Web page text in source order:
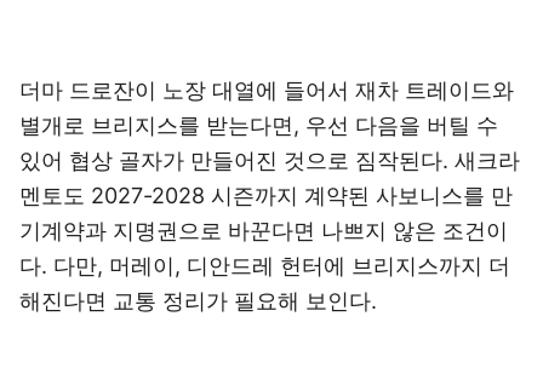
더마 드로잔이 노장 대열에 들어서 재차 트레이드와
별개로 브리지스를 받는다면, 우선 다음을 버틸 수
있어 협상 골자가 만들어진 것으로 짐작된다. 새크라
멘토도 2027-2028 시즌까지 계약된 사보니스를 만
기계약과 지명권으로 바꾼다면 나쁘지 않은 조건이
다. 다만, 머레이, 디안드레 헌터에 브리지스까지 더
해진다면 교통 정리가 필요해 보인다.